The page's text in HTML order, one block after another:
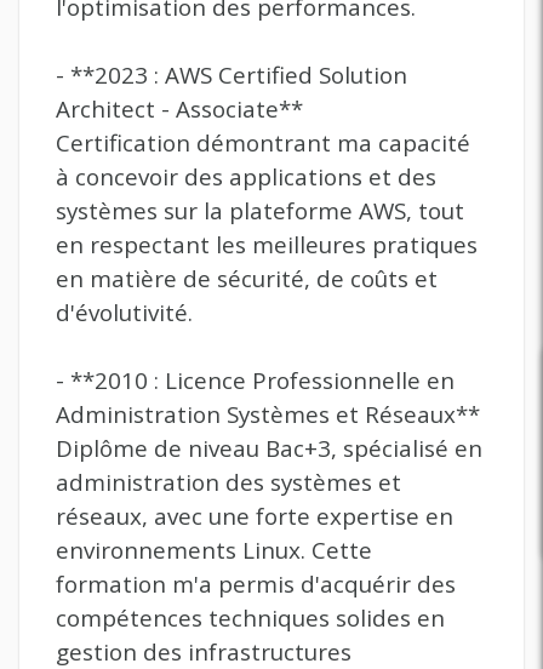
l'optimisation des performances.
- **2023 : AWS Certified Solution
Architect - Associate**
Certification démontrant ma capacité
à concevoir des applications et des
systèmes sur la plateforme AWS, tout
en respectant les meilleures pratiques
en matière de sécurité, de coûts et
d'évolutivité.
- **2010 : Licence Professionnelle en
Administration Systèmes et Réseaux**
Diplôme de niveau Bac+3, spécialisé en
administration des systèmes et
réseaux, avec une forte expertise en
environnements Linux. Cette
formation m'a permis d'acquérir des
compétences techniques solides en
gestion des infrastructures